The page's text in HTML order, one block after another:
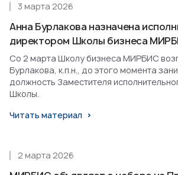
Анна Бурлакова назначена
директором Школы бизнеса
3 марта 2026
Со 2 марта Школу бизнеса МИРБИС
Бурлакова, к.п.н., до этого момента
должность Заместителя
Школы.
Читать материал
2 марта 2026